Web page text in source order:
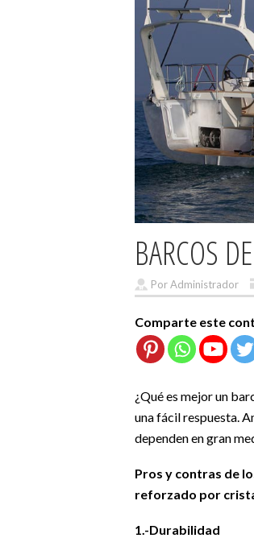
BARCOS
Por Administrador
Comparte este
¿Qué es mejor un
una fácil respuesta.
dependen en gran
Pros y contras de
reforzado por
1.-Durabilidad